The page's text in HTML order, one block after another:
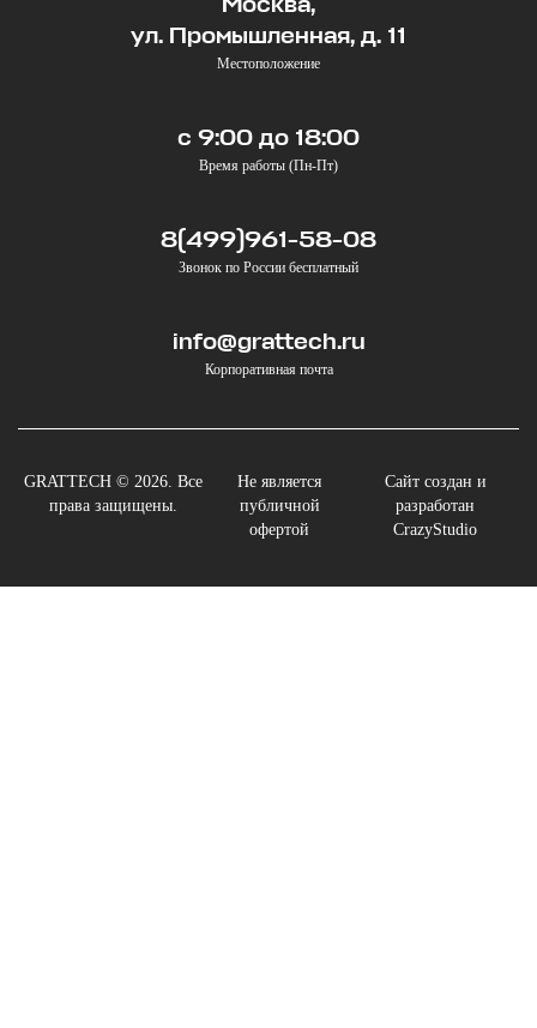
ул. Промышленная, д. 11
Местоположение
с 9:00 до 18:00
Время работы (Пн-Пт)
8(499)961-58-08
Звонок по России бесплатный
info@grattech.ru
Корпоративная почта
GRATTECH © 2026. Все
права защищены.
Не является
публичной
офертой
Сайт создан и
разработан
CrazyStudio